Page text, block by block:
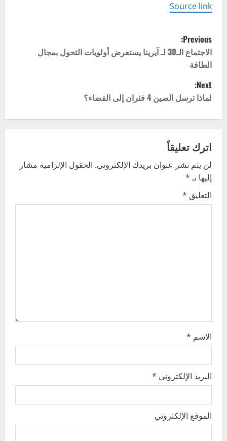
Source link
P
o
s
t
n
a
v
i
g
Previous:
الاجتماع الـ30 لـ آيرينا يستعرض أولويات التحول بمجال
الطاقة
Next:
لماذا ترسل الصين 4 فئران إلى الفضاء؟
اترك تعليقاً
لن يتم نشر عنوان بريدك الإلكتروني. الحقول الإلزامية مشار
إليها بـ*
التعليق *
الاسم *
البريد الإلكتروني *
الموقع الإلكتروني